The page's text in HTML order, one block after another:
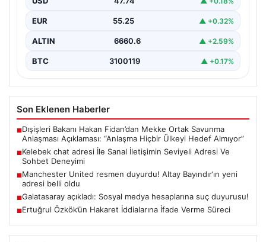
birçok…
EUR 55.25 ▲ +0.32%
ALTIN 6660.6 ▲ +2.59%
BTC 3100119 ▲ +0.17%
Son Eklenen Haberler
■Dışişleri Bakanı Hakan Fidan’dan Mekke Ortak Savunma
Anlaşması Açıklaması: “Anlaşma Hiçbir Ülkeyi Hedef Almıyor”
■Kelebek chat adresi İle Sanal İletişimin Seviyeli Adresi Ve
Sohbet Deneyimi
■Manchester United resmen duyurdu! Altay Bayındır’ın yeni
adresi belli oldu
■Galatasaray açıkladı: Sosyal medya hesaplarına suç duyurusu!
■Ertuğrul Özkök’ün Hakaret İddialarına İfade Verme Süreci